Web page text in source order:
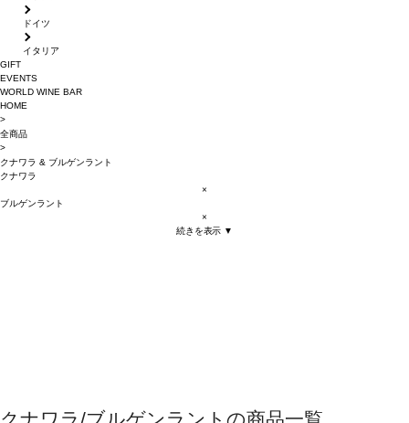
ドイツ
イタリア
GIFT
EVENTS
WORLD WINE BAR
HOME
>
全商品
>
クナワラ & ブルゲンラント
クナワラ
×
ブルゲンラント
×
続きを表示 ▼